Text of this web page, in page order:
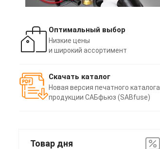
Оптимальный выбор
Низкие цены
и широкий ассортимент
Скачать каталог
Новая версия печатного каталога
продукции САБфьюз (SABfuse)
Товар дня